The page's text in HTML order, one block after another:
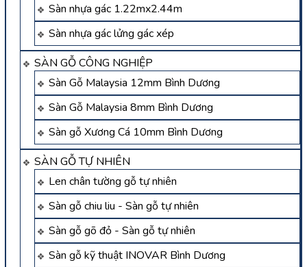
Sàn nhựa gác 1.22mx2.44m
Sàn nhựa gác lửng gác xép
SÀN GỖ CÔNG NGHIỆP
Sàn Gỗ Malaysia 12mm Bình Dương
Sàn Gỗ Malaysia 8mm Bình Dương
Sàn gỗ Xương Cá 10mm Bình Dương
SÀN GỖ TỰ NHIÊN
Len chân tường gỗ tự nhiên
Sàn gỗ chiu liu - Sàn gỗ tự nhiên
Sàn gỗ gõ đỏ - Sàn gỗ tự nhiên
Sàn gỗ kỹ thuật INOVAR Bình Dương